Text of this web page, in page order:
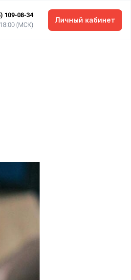
109-08-34
(МСК)
Личный кабинет